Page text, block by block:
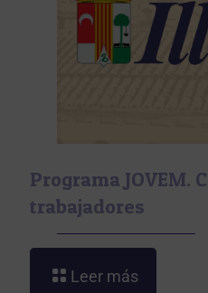
Programa JOVEM.
trabajadores
Leer más